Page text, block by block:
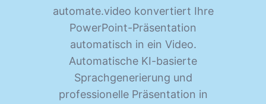
automate.video konvertiert Ihre
PowerPoint-Präsentation
automatisch in ein Video.
Automatische KI-basierte
Sprachgenerierung und
professionelle Präsentation in